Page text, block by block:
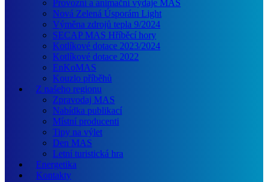
Provozní a animační výdaje MAS
Nová Zelená Úsporám Light
Výměna zdrojů tepla 9/2024
SECAP MAS Hříběcí hory
Kotlíkové dotace 2023/2024
Kotlíkové dotace 2022
EnKoMAS
Kouzlo příběhů
Z našeho regionu
Zpravodaj MAS
Nabídka publikací
Místní producenti
Tipy na výlet
Den MAS
Letní turistická hra
Energetika
Kontakty